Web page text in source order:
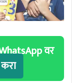
WhatsApp वर